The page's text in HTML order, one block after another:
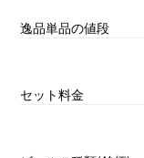
逸品単品の値段
セット料金